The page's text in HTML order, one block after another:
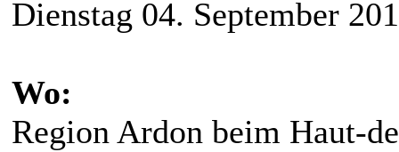
Dienstag 04. September
Wo:
Region Ardon beim Haut-